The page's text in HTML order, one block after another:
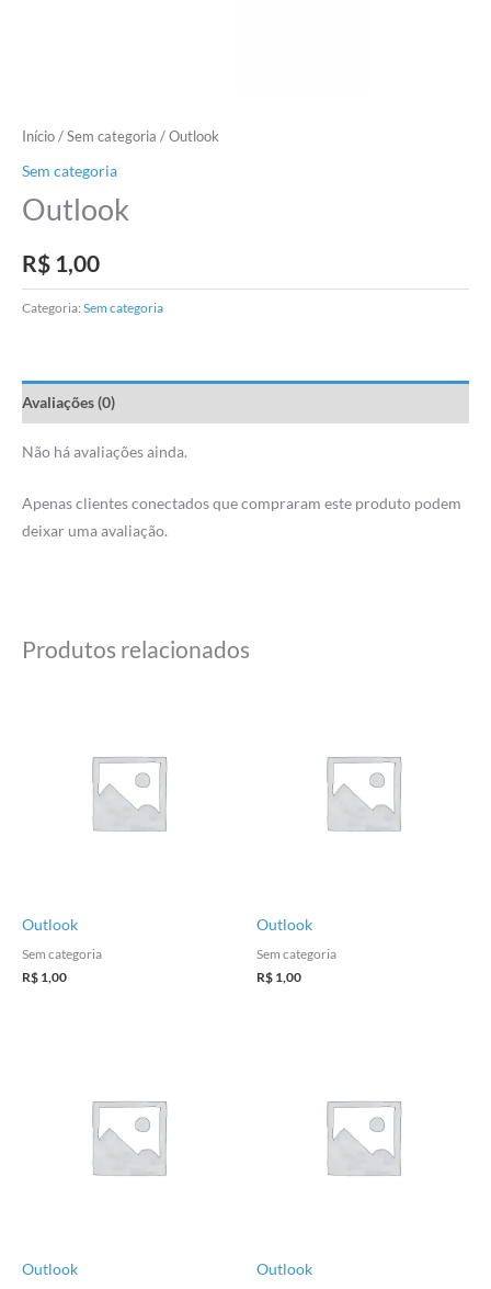
Início / Sem categoria / Outlook
Sem categoria
Outlook
R$ 1,00
Categoria: Sem categoria
Avaliações (0)
Não há avaliações ainda.
Apenas clientes conectados que compraram este produto podem
deixar uma avaliação.
Produtos relacionados
Outlook
Sem categoria
R$ 1,00
Outlook
Sem categoria
R$ 1,00
Outlook Outlook